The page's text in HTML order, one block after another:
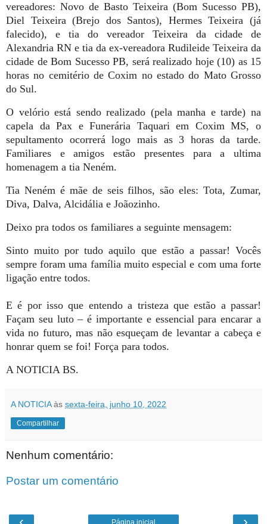
vereadores: Novo de Basto Teixeira (Bom Sucesso PB),
Diel Teixeira (Brejo dos Santos), Hermes Teixeira (já
falecido), e tia do vereador Teixeira da cidade de
Alexandria RN e tia da ex-vereadora Rudileide Teixeira da
cidade de Bom Sucesso PB, será realizado hoje (10) as 15
horas no cemitério de Coxim no estado do Mato Grosso
do Sul.
O velório está sendo realizado (pela manha e tarde) na
capela da Pax e Funerária Taquari em Coxim MS, o
sepultamento ocorrerá logo mais as 3 horas da tarde.
Familiares e amigos estão presentes para a ultima
homenagem a tia Neném.
Tia Neném é mãe de seis filhos, são eles: Tota, Zumar,
Diva, Dalva, Alcidália e Joãozinho.
Deixo pra todos os familiares a seguinte mensagem:
Sinto muito por tudo aquilo que estão a passar! Vocês
sempre foram uma família muito especial e com uma forte
ligação entre todos.
E é por isso que entendo a tristeza que estão a passar!
Façam seu luto – é importante e essencial para encarar a
vida no futuro, mas não esqueçam de levantar a cabeça e
honrar quem se foi! Força para todos.
A NOTICIA BS.
A NOTICIA às sexta-feira, junho 10, 2022
Compartilhar
Nenhum comentário:
Postar um comentário
Página inicial